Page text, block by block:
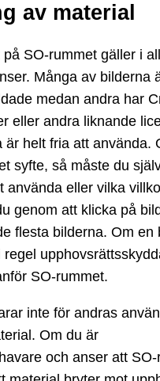
av material
SO-rummet gäller i
Många av bilderna
medan andra har
eller andra liknande
är helt fria att använda.
syfte, så måste du
använda eller vilka
genom att klicka på
flesta bilderna. Om en
SO-rummet.
inte för andras
Om du är
och anser att